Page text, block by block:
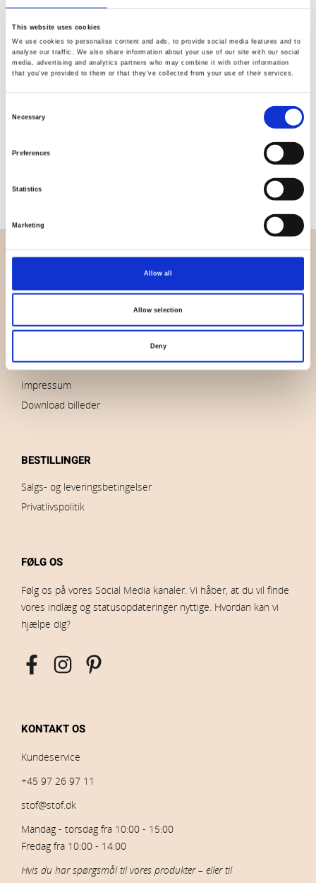
This website uses cookies
We use cookies to personalise content and ads, to provide social media features and to
analyse our traffic. We also share information about your use of our site with our social
media, advertising and analytics partners who may combine it with other information
that you’ve provided to them or that they’ve collected from your use of their services.
Necessary
Preferences
Statistics
Marketing
Allow all
Allow selection
Deny
Kvalitet
Hurtig
Specifikation
112,00
100% bomuld
0,152 Kg.
OVERSIGT
Nyheder
Brands
Impressum
Download billeder
BESTILLINGER
Salgs- og leveringsbetingelser
Privatlivspolitik
FØLG OS
Følg os på vores Social Media kanaler. Vi håber, at du vil finde
vores indlæg og statusopdateringer nyttige. Hvordan kan vi
hjælpe dig?
KONTAKT OS
Kundeservice
+45 97 26 97 11
stof@stof.dk
Mandag - torsdag fra 10:00 - 15:00
Fredag fra 10:00 - 14:00
Hvis du har spørgsmål til vores produkter – eller til